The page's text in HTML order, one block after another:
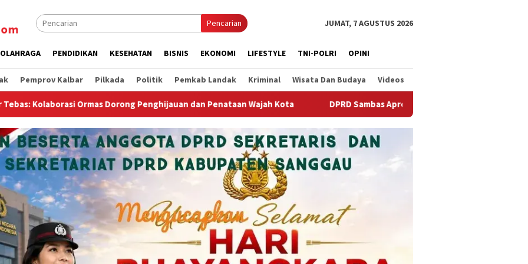
Pencarian JUMAT, 7 AGUSTUS 2026
OLAHRAGA PENDIDIKAN KESEHATAN BISNIS EKONOMI LIFESTYLE TNI-POLRI OPINI
Pemprov Kalbar Pilkada Politik Pemkab Landak Kriminal Wisata Dan Budaya Videos
Penghijauan dan Penataan Wajah Kota DPRD Sambas Apresiasi Sinergi Gerakan Indonesia Asri dan Langit Biru